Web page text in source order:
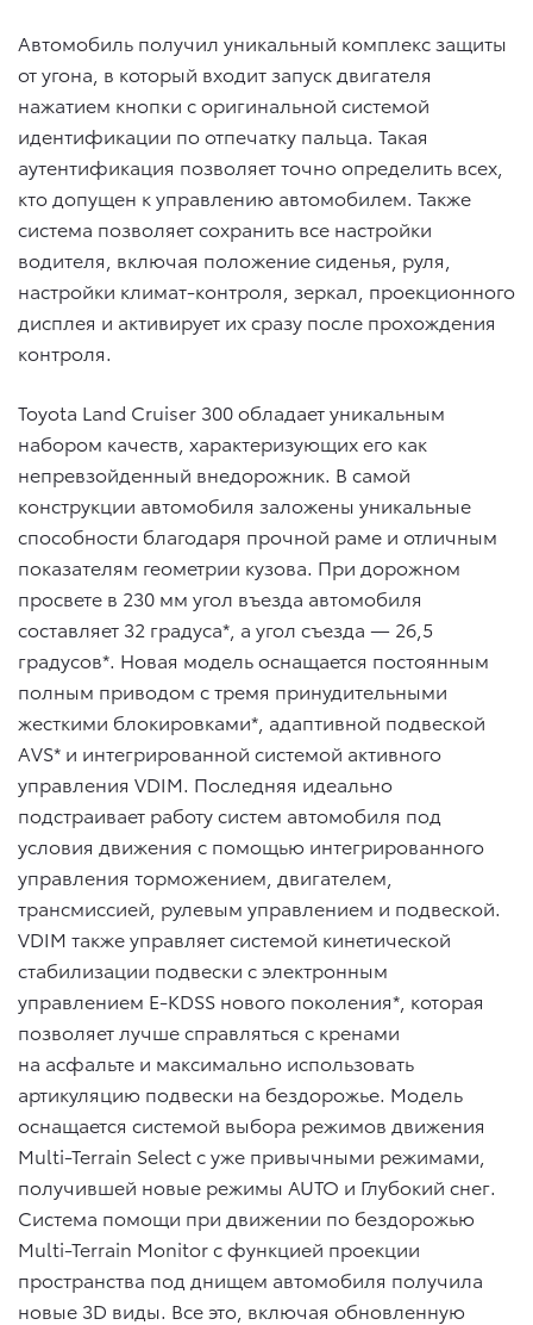
Автомобиль получил уникальный комплекс защиты
от угона, в который входит запуск двигателя
нажатием кнопки с оригинальной системой
идентификации по отпечатку пальца. Такая
аутентификация позволяет точно определить всех,
кто допущен к управлению автомобилем. Также
система позволяет сохранить все настройки
водителя, включая положение сиденья, руля,
настройки климат-контроля, зеркал, проекционного
дисплея и активирует их сразу после прохождения
контроля.
Toyota Land Cruiser 300 обладает уникальным
набором качеств, характеризующих его как
непревзойденный внедорожник. В самой
конструкции автомобиля заложены уникальные
способности благодаря прочной раме и отличным
показателям геометрии кузова. При дорожном
просвете в 230 мм угол въезда автомобиля
составляет 32 градуса*, а угол съезда — 26,5
градусов*. Новая модель оснащается постоянным
полным приводом с тремя принудительными
жесткими блокировками*, адаптивной подвеской
AVS* и интегрированной системой активного
управления VDIM. Последняя идеально
подстраивает работу систем автомобиля под
условия движения с помощью интегрированного
управления торможением, двигателем,
трансмиссией, рулевым управлением и подвеской.
VDIM также управляет системой кинетической
стабилизации подвески с электронным
управлением E-KDSS нового поколения*, которая
позволяет лучше справляться с кренами
на асфальте и максимально использовать
артикуляцию подвески на бездорожье. Модель
оснащается системой выбора режимов движения
Multi-Terrain Select с уже привычными режимами,
получившей новые режимы AUTO и Глубокий снег.
Система помощи при движении по бездорожью
Multi-Terrain Monitor с функцией проекции
пространства под днищем автомобиля получила
новые 3D виды. Все это, включая обновленную